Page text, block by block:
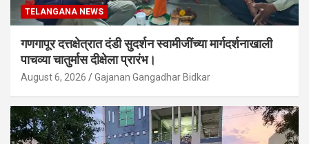
TELANGANA NEWS
गणगापूर दत्तक्षेत्रात दंडी सुदर्शन स्वामीजींच्या मार्गदर्शनाखाली
पाचव्या चातुर्मास दीक्षेला प्रारंभ।
August 6, 2026 Gajanan Gangadhar Bidkar